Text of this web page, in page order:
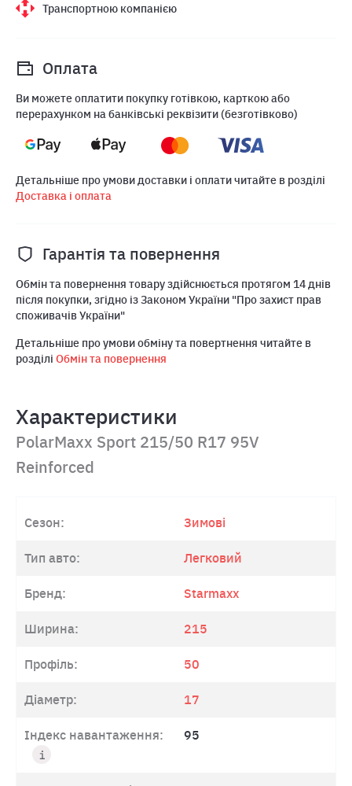
Транспортною компанією
Оплата
Ви можете оплатити покупку готівкою, карткою або
перерахунком на банківські реквізити (безготівково)
Детальніше про умови доставки і оплати читайте в розділі
Доставка і оплата
Гарантія та повернення
Обмін та повернення товару здійснюється протягом 14 днів
після покупки, згідно із Законом України "Про захист прав
споживачів України"
Детальніше про умови обміну та повертнення читайте в
розділі Обмін та повернення
Характеристики
PolarMaxx Sport 215/50 R17 95V
Reinforced
Сезон: Зимові
Тип авто: Легковий
Бренд: Starmaxx
Ширина: 215
Профіль: 50
Діаметр: 17
Індекс навантаження: 95